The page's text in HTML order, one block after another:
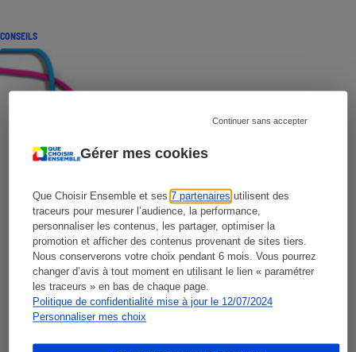
Gérer mes cookies
Que Choisir Ensemble et ses7 partenaires utilisent des
traceurs pour mesurer l’audience, la performance,
personnaliser les contenus, les partager, optimiser la
promotion et afficher des contenus provenant de sites tiers.
Nous conserverons votre choix pendant 6 mois. Vous pourrez
changer d’avis à tout moment en utilisant le lien « paramétrer
les traceurs » en bas de chaque page.
Politique de confidentialité mise à jour le 12/07/2024
Personnaliser mes choix
Continuer sans accepter
CONSEILS